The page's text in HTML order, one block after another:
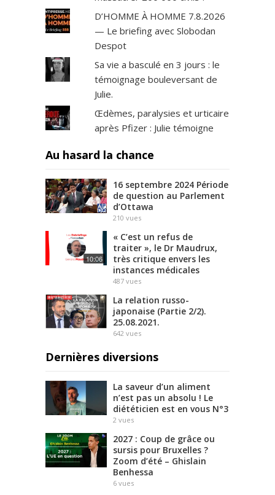
D’HOMME À HOMME 7.8.2026
— Le briefing avec Slobodan
Despot
Sa vie a basculé en 3 jours : le
témoignage bouleversant de
Julie.
Œdèmes, paralysies et urticaire
après Pfizer : Julie témoigne
Au hasard la chance
16 septembre 2024 Période
de question au Parlement
d’Ottawa
210 vues
10:06
« C’est un refus de
traiter », le Dr Maudrux,
très critique envers les
instances médicales
487 vues
La relation russo-
japonaise (Partie 2/2).
25.08.2021.
642 vues
Dernières diversions
La saveur d’un aliment
n’est pas un absolu ! Le
diététicien est en vous N°3
2 vues
2027 : Coup de grâce ou
sursis pour Bruxelles ?
Zoom d’été – Ghislain
Benhessa
6 vues